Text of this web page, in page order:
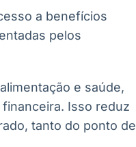
a benefícios
pelos
e saúde,
Isso reduz
tanto do ponto de